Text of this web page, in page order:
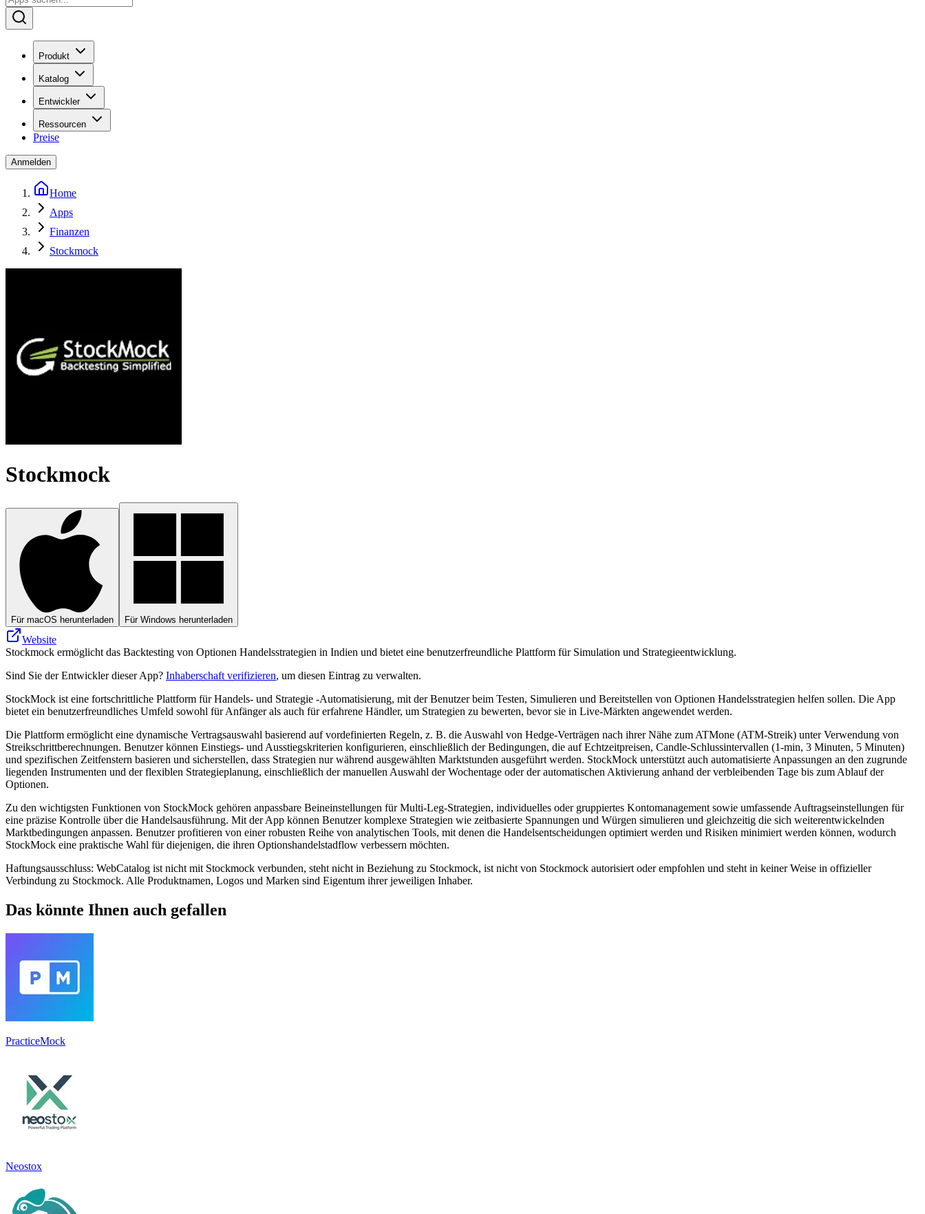
Produkt
Katalog
Entwickler
Ressourcen
Preise
Anmelden
Home
Apps
Finanzen
Stockmock
Stockmock
Für macOS herunterladen Für Windows herunterladen
Website
Stockmock ermöglicht das Backtesting von Optionen Handelsstrategien in Indien und bietet eine benutzerfreundliche Plattform für Simulation und Strategieentwicklung.
Sind Sie der Entwickler dieser App? Inhaberschaft verifizieren, um diesen Eintrag zu verwalten.
StockMock ist eine fortschrittliche Plattform für Handels- und Strategie -Automatisierung, mit der Benutzer beim Testen, Simulieren und Bereitstellen von Optionen Handelsstrategien helfen sollen. Die App
bietet ein benutzerfreundliches Umfeld sowohl für Anfänger als auch für erfahrene Händler, um Strategien zu bewerten, bevor sie in Live-Märkten angewendet werden.
Die Plattform ermöglicht eine dynamische Vertragsauswahl basierend auf vordefinierten Regeln, z. B. die Auswahl von Hedge-Verträgen nach ihrer Nähe zum ATMone (ATM-Streik) unter Verwendung von
Streikschrittberechnungen. Benutzer können Einstiegs- und Ausstiegskriterien konfigurieren, einschließlich der Bedingungen, die auf Echtzeitpreisen, Candle-Schlussintervallen (1-min, 3 Minuten, 5 Minuten)
und spezifischen Zeitfenstern basieren und sicherstellen, dass Strategien nur während ausgewählten Marktstunden ausgeführt werden. StockMock unterstützt auch automatisierte Anpassungen an den zugrunde
liegenden Instrumenten und der flexiblen Strategieplanung, einschließlich der manuellen Auswahl der Wochentage oder der automatischen Aktivierung anhand der verbleibenden Tage bis zum Ablauf der
Optionen.
Zu den wichtigsten Funktionen von StockMock gehören anpassbare Beineinstellungen für Multi-Leg-Strategien, individuelles oder gruppiertes Kontomanagement sowie umfassende Auftragseinstellungen für
eine präzise Kontrolle über die Handelsausführung. Mit der App können Benutzer komplexe Strategien wie zeitbasierte Spannungen und Würgen simulieren und gleichzeitig die sich weiterentwickelnden
Marktbedingungen anpassen. Benutzer profitieren von einer robusten Reihe von analytischen Tools, mit denen die Handelsentscheidungen optimiert werden und Risiken minimiert werden können, wodurch
StockMock eine praktische Wahl für diejenigen, die ihren Optionshandelstadflow verbessern möchten.
Haftungsausschluss: WebCatalog ist nicht mit Stockmock verbunden, steht nicht in Beziehung zu Stockmock, ist nicht von Stockmock autorisiert oder empfohlen und steht in keiner Weise in offizieller
Verbindung zu Stockmock. Alle Produktnamen, Logos und Marken sind Eigentum ihrer jeweiligen Inhaber.
Das könnte Ihnen auch gefallen
PracticeMock
Neostox